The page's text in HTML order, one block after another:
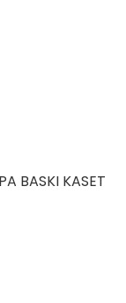
BASKI KASET